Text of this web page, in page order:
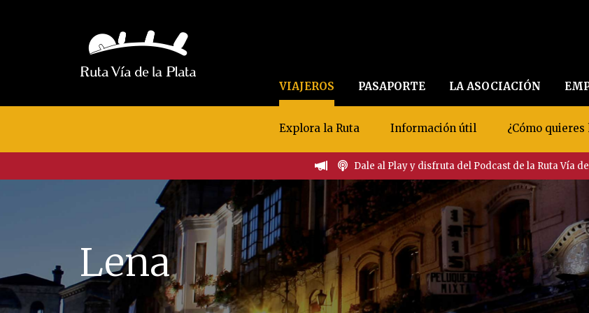
VIAJEROS PASAPORTE LA ASOCIACIÓN
Explora la Ruta Información útil ¿Cómo quieres
Dale al Play y disfruta del Podcast de la Ruta Vía
Lena